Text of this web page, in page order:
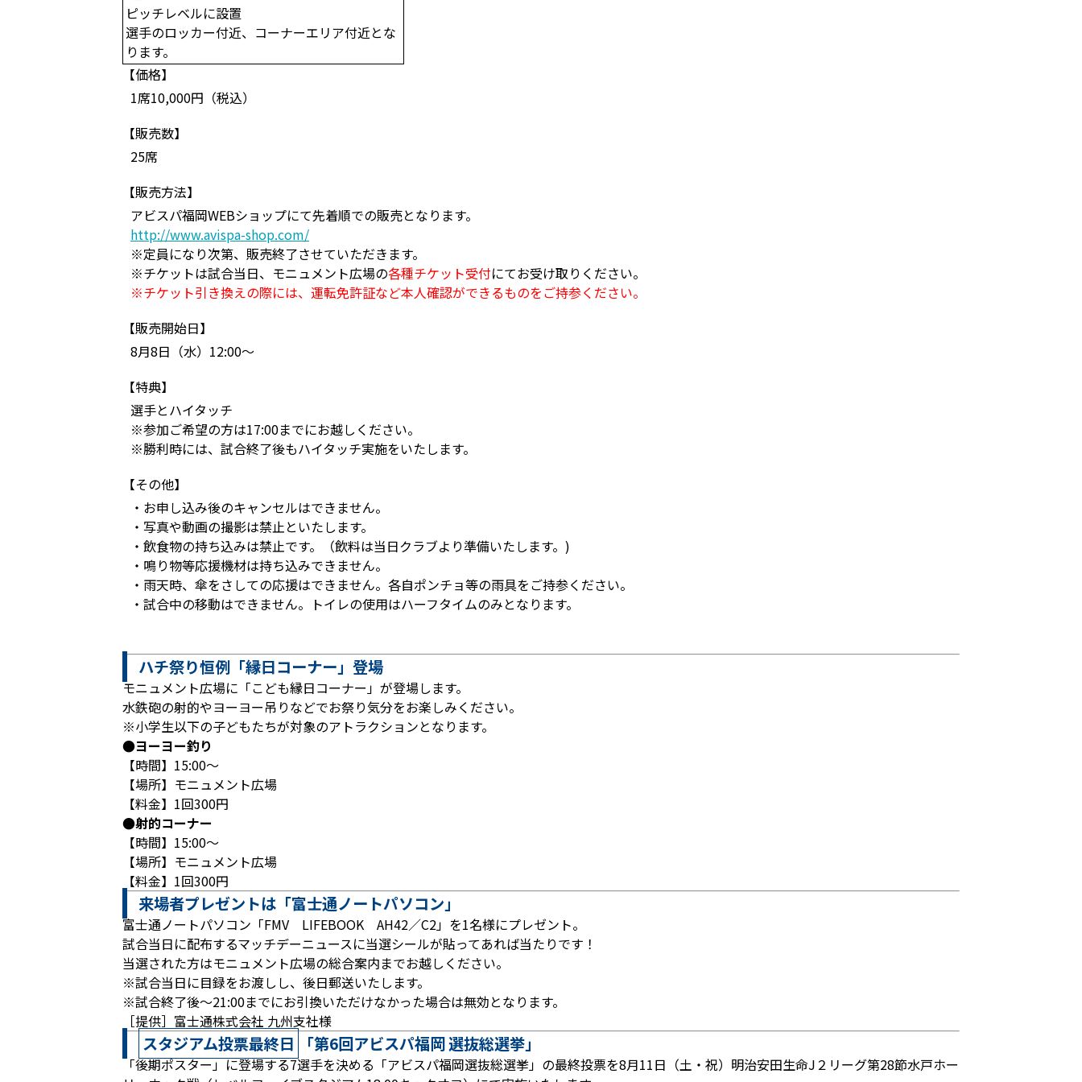
ピッチレベルに設置
選手のロッカー付近、コーナーエリア付近とな
ります。
【価格】
1席10,000円（税込）
【販売数】
25席
【販売方法】
アビスパ福岡WEBショップにて先着順での販売となります。
http://www.avispa-shop.com/
※定員になり次第、販売終了させていただきます。
※チケットは試合当日、モニュメント広場の各種チケット受付にてお受け取りください。
※チケット引き換えの際には、運転免許証など本人確認ができるものをご持参ください。
【販売開始日】
8月8日（水）12:00～
【特典】
選手とハイタッチ
※参加ご希望の方は17:00までにお越しください。
※勝利時には、試合終了後もハイタッチ実施をいたします。
【その他】
・お申し込み後のキャンセルはできません。
・写真や動画の撮影は禁止といたします。
・飲食物の持ち込みは禁止です。（飲料は当日クラブより準備いたします。)
・鳴り物等応援機材は持ち込みできません。
・雨天時、傘をさしての応援はできません。各自ポンチョ等の雨具をご持参ください。
・試合中の移動はできません。トイレの使用はハーフタイムのみとなります。
ハチ祭り恒例「縁日コーナー」登場
モニュメント広場に「こども縁日コーナー」が登場します。
水鉄砲の射的やヨーヨー吊りなどでお祭り気分をお楽しみください。
※小学生以下の子どもたちが対象のアトラクションとなります。
●ヨーヨー釣り
【時間】15:00～
【場所】モニュメント広場
【料金】1回300円
●射的コーナー
【時間】15:00～
【場所】モニュメント広場
【料金】1回300円
来場者プレゼントは「富士通ノートパソコン」
富士通ノートパソコン「FMV LIFEBOOK AH42／C2」を1名様にプレゼント。
試合当日に配布するマッチデーニュースに当選シールが貼ってあれば当たりです！
当選された方はモニュメント広場の総合案内までお越しください。
※試合当日に目録をお渡しし、後日郵送いたします。
※試合終了後～21:00までにお引換いただけなかった場合は無効となります。
［提供］富士通株式会社 九州支社様
スタジアム投票最終日 「第6回アビスパ福岡 選抜総選挙」
「後期ポスター」に登場する7選手を決める「アビスパ福岡選抜総選挙」の最終投票を8月11日（土・祝）明治安田生命J２リーグ第28節水戸ホー